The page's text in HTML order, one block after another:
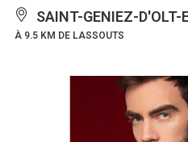
SAINT-GENIEZ-D'OLT-
À 9.5 KM DE LASSOUTS